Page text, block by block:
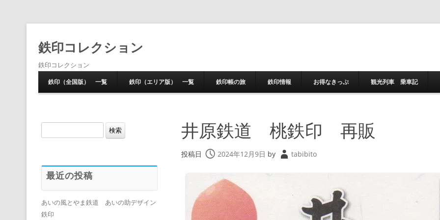
鉄印コレクション
鉄印コレクション
鉄印（全国版） 一覧 鉄印（エリア版） 一覧 鉄印帳の旅 鉄印情報 お得なきっぷ 観光列車 乗車記
井原鉄道 桃鉄印 再販
投稿日 2024年12月9日 by tabibito
索:
最近の投稿
あいの風とやま鉄道 あいの助デザイン
鉄印